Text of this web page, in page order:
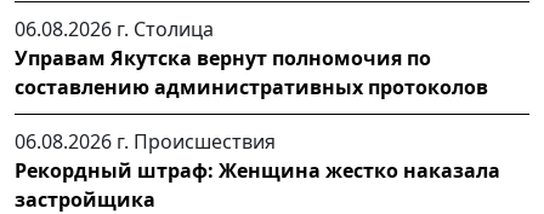
06.08.2026 г. Столица
Управам Якутска вернут полномочия по
составлению административных протоколов
06.08.2026 г. Происшествия
Рекордный штраф: Женщина жестко наказала
застройщика